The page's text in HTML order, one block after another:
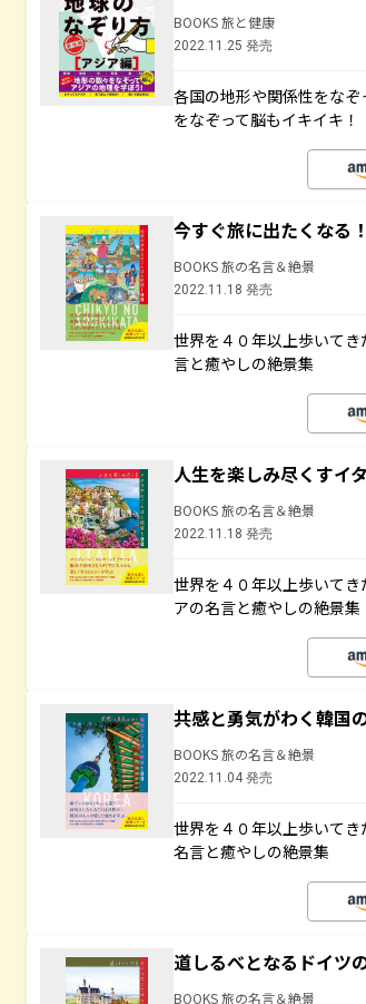
BOOKS 旅と健康
2022.11.25 発売
各国の地形や関係性をな
をなぞって脳もイキイキ！
今すぐ旅に出たくなる
BOOKS 旅の名言＆絶景
2022.11.18 発売
世界を４０年以上歩いて
言と癒やしの絶景集
人生を楽しみ尽くすイ
BOOKS 旅の名言＆絶景
2022.11.18 発売
世界を４０年以上歩いて
アの名言と癒やしの絶景集
共感と勇気がわく韓国
BOOKS 旅の名言＆絶景
2022.11.04 発売
世界を４０年以上歩いて
名言と癒やしの絶景集
道しるべとなるドイツ
BOOKS 旅の名言＆絶景